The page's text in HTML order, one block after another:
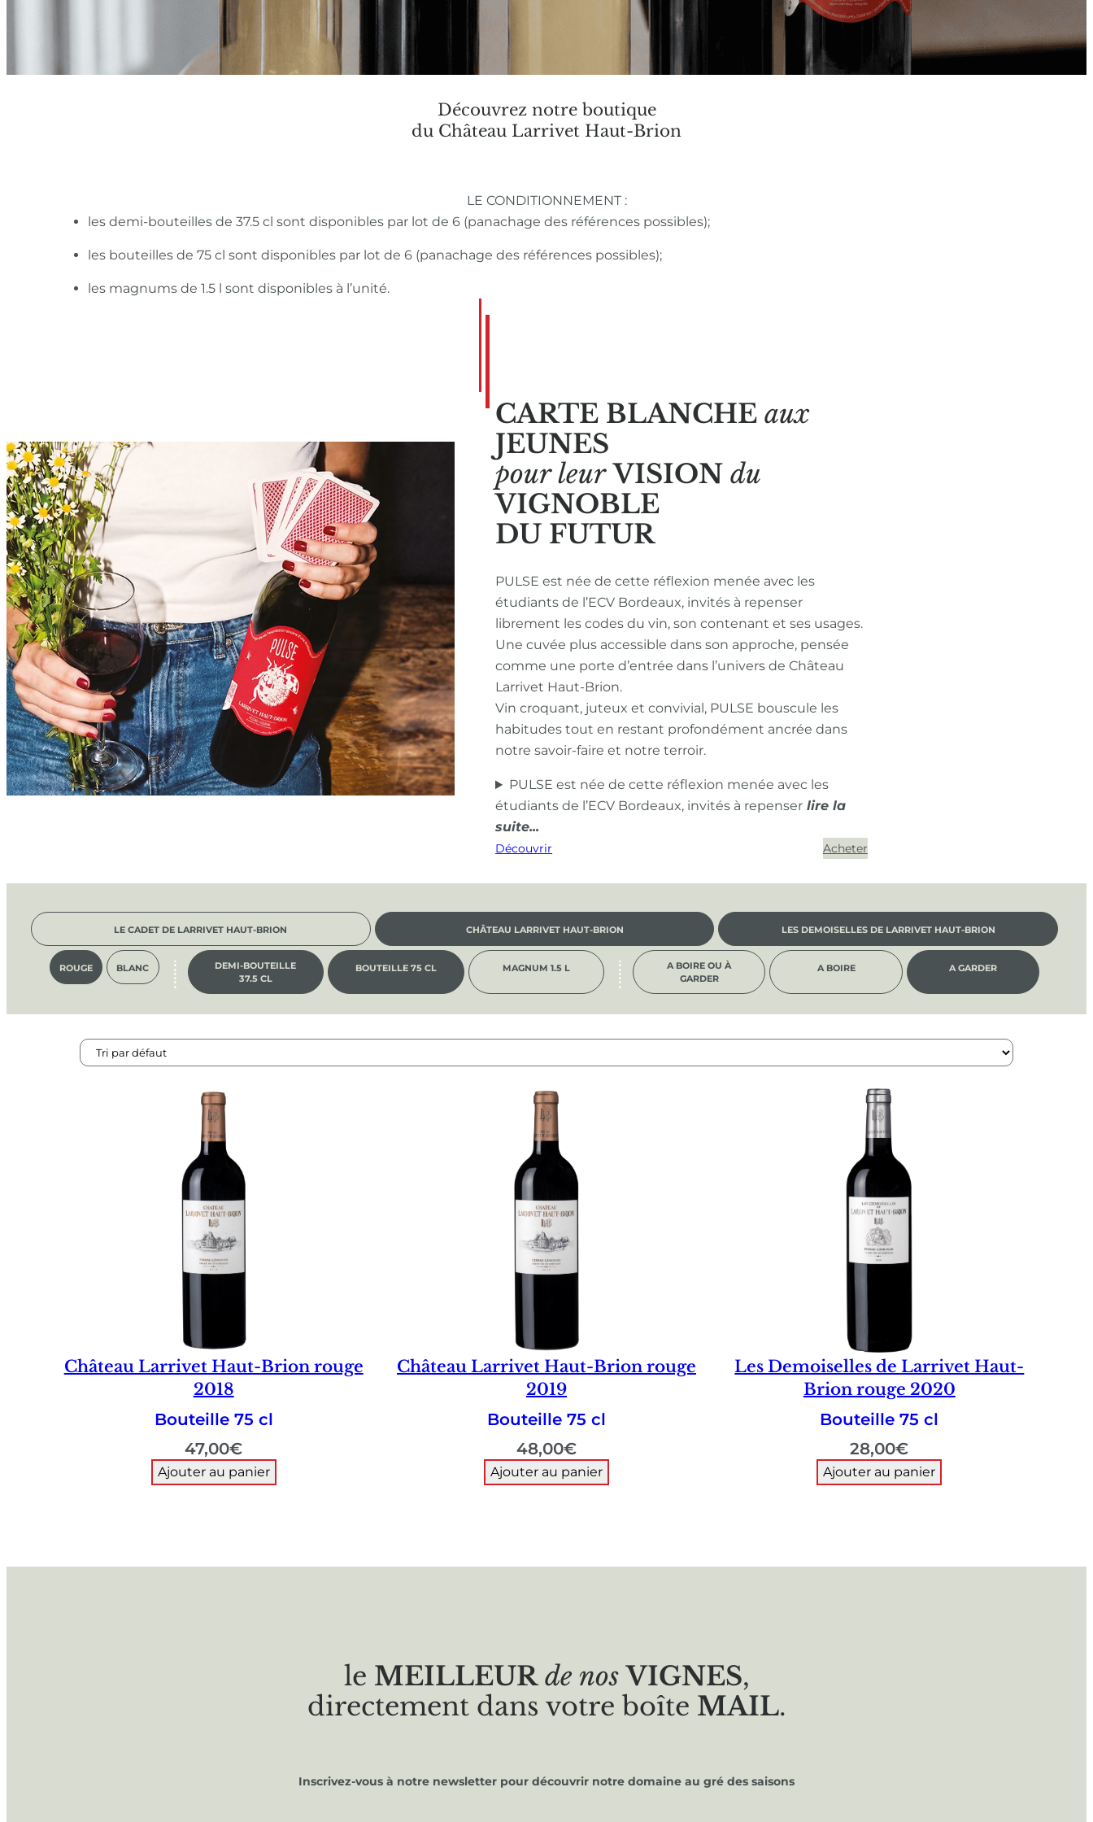
Découvrez notre boutique
du Château Larrivet Haut-Brion
LE CONDITIONNEMENT :
les demi-bouteilles de 37.5 cl sont disponibles par lot de 6 (panachage des références possibles);
les bouteilles de 75 cl sont disponibles par lot de 6 (panachage des références possibles);
les magnums de 1.5 l sont disponibles à l’unité.
CARTE BLANCHE aux
JEUNES
pour leur VISIONdu
VIGNOBLE
DU FUTUR
PULSE est née de cette réflexion menée avec les
étudiants de l’ECV Bordeaux, invités à repenser
librement les codes du vin, son contenant et ses usages.
Une cuvée plus accessible dans son approche, pensée
comme une porte d’entrée dans l’univers de Château
Larrivet Haut-Brion.
Vin croquant, juteux et convivial, PULSE bouscule les
habitudes tout en restant profondément ancrée dans
notre savoir-faire et notre terroir.
PULSE est née de cette réflexion menée avec les
étudiants de l’ECV Bordeaux, invités à repenser
Découvrir Acheter
LE CADET DE LARRIVET HAUT-BRION CHÂTEAU LARRIVET HAUT-BRION LES DEMOISELLES DE LARRIVET HAUT-BRION
ROUGE BLANC
DEMI-BOUTEILLE
37.5 CL
BOUTEILLE 75 CL MAGNUM 1.5 L
A BOIRE OU À
GARDER
A BOIRE A GARDER
Château Larrivet Haut-Brion rouge
2018
Bouteille 75 cl
47,00€
Ajouter au panier
Château Larrivet Haut-Brion rouge
2019
Bouteille 75 cl
48,00€
Ajouter au panier
Les Demoiselles de Larrivet Haut-
Brion rouge 2020
Bouteille 75 cl
28,00€
Ajouter au panier
le MEILLEUR de nos VIGNES,
directement dans votre boîte MAIL.
Inscrivez-vous à notre newsletter pour découvrir notre domaine au gré des saisons